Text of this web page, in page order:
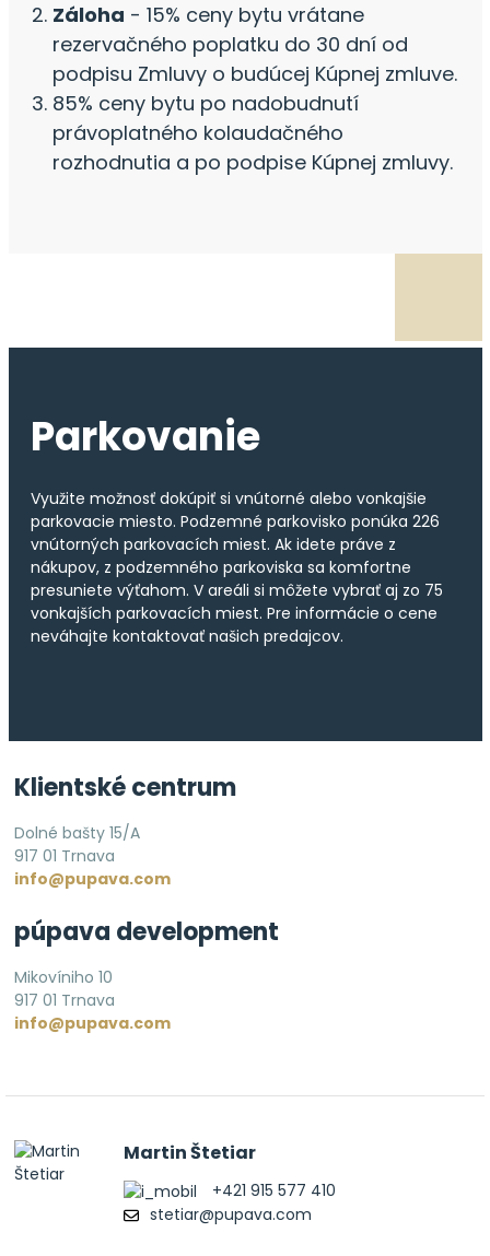
Záloha - 15% ceny bytu vrátane
rezervačného poplatku do 30 dní od
podpisu Zmluvy o budúcej Kúpnej zmluve.
85% ceny bytu po nadobudnutí
právoplatného kolaudačného
rozhodnutia a po podpise Kúpnej zmluvy.
Parkovanie
Využite možnosť dokúpiť si vnútorné alebo vonkajšie
parkovacie miesto. Podzemné parkovisko ponúka 226
vnútorných parkovacích miest. Ak idete práve z
nákupov, z podzemného parkoviska sa komfortne
presuniete výťahom. V areáli si môžete vybrať aj zo 75
vonkajších parkovacích miest. Pre informácie o cene
neváhajte kontaktovať našich predajcov.
Klientské centrum
Dolné bašty 15/A
917 01 Trnava
info@pupava.com
púpava development
Mikovíniho 10
917 01 Trnava
info@pupava.com
Martin Štetiar
+421 915 577 410
stetiar@pupava.com